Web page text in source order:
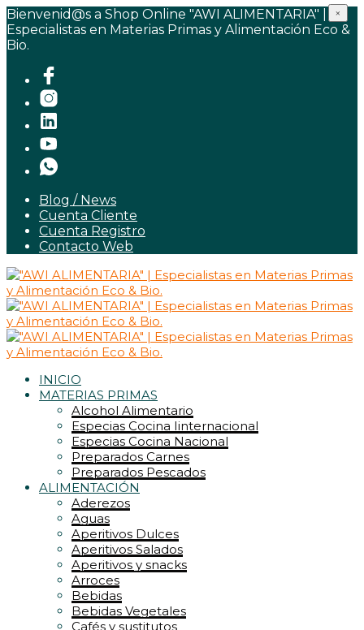
Bienvenid@s a Shop Online "AWI ALIMENTARIA" |
Especialistas en Materias Primas y Alimentación Eco &
Bio.
Blog / News
Cuenta Cliente
Cuenta Registro
Contacto Web
INICIO
MATERIAS PRIMAS
Alcohol Alimentario
Especias Cocina Iinternacional
Especias Cocina Nacional
Preparados Carnes
Preparados Pescados
ALIMENTACIÓN
Aderezos
Aguas
Aperitivos Dulces
Aperitivos Salados
Aperitivos y snacks
Arroces
Bebidas
Bebidas Vegetales
Cafés y sustitutos
×